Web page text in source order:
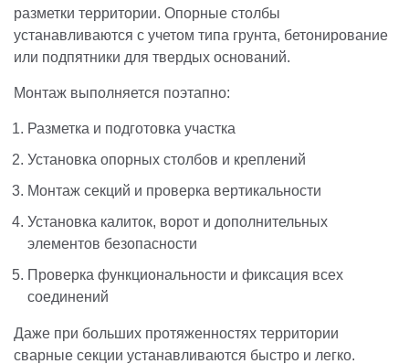
разметки территории. Опорные столбы
устанавливаются с учетом типа грунта, бетонирование
или подпятники для твердых оснований.
Монтаж выполняется поэтапно:
Разметка и подготовка участка
Установка опорных столбов и креплений
Монтаж секций и проверка вертикальности
Установка калиток, ворот и дополнительных
элементов безопасности
Проверка функциональности и фиксация всех
соединений
Даже при больших протяженностях территории
сварные секции устанавливаются быстро и легко.